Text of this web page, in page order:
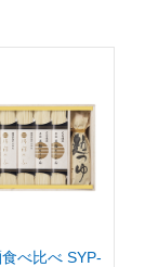
べ比べ SYP-